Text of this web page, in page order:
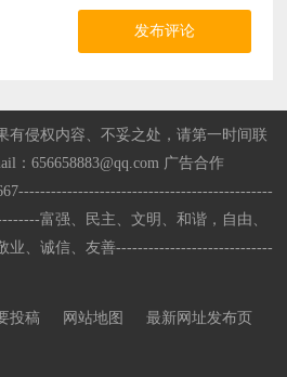
发布评论
有侵权内容、不妥之处，请第一时间联
：656658883@qq.com 广告合作
富强、民主、文明、和谐，自由、
业、诚信、友善-----------------------------
投稿 网站地图 最新网址发布页